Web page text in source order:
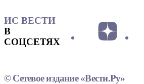
ИС ВЕСТИ
В
СОЦСЕТЯХ
© Сетевое издание «Вести.Ру»